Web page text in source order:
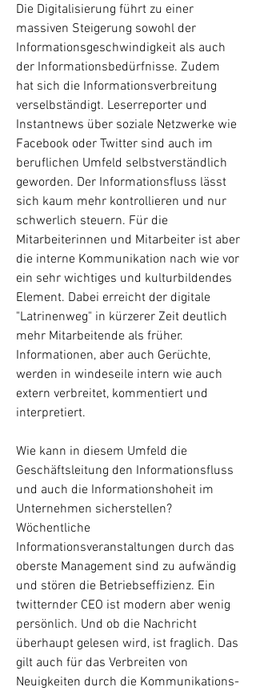
Die Digitalisierung führt zu einer
massiven Steigerung sowohl der
Informationsgeschwindigkeit als auch
der Informationsbedürfnisse. Zudem
hat sich die Informationsverbreitung
verselbständigt. Leserreporter und
Instantnews über soziale Netzwerke wie
Facebook oder Twitter sind auch im
beruflichen Umfeld selbstverständlich
geworden. Der Informationsfluss lässt
sich kaum mehr kontrollieren und nur
schwerlich steuern. Für die
Mitarbeiterinnen und Mitarbeiter ist aber
die interne Kommunikation nach wie vor
ein sehr wichtiges und kulturbildendes
Element. Dabei erreicht der digitale
"Latrinenweg" in kürzerer Zeit deutlich
mehr Mitarbeitende als früher.
Informationen, aber auch Gerüchte,
werden in windeseile intern wie auch
extern verbreitet, kommentiert und
interpretiert.
Wie kann in diesem Umfeld die
Geschäftsleitung den Informationsfluss
und auch die Informationshoheit im
Unternehmen sicherstellen?
Wöchentliche
Informationsveranstaltungen durch das
oberste Management sind zu aufwändig
und stören die Betriebseffizienz. Ein
twitternder CEO ist modern aber wenig
persönlich. Und ob die Nachricht
überhaupt gelesen wird, ist fraglich. Das
gilt auch für das Verbreiten von
Neuigkeiten durch die Kommunikations-